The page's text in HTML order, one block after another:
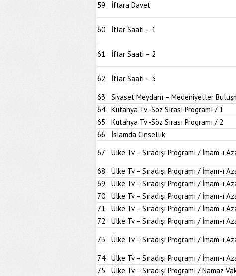
59 İftara Davet
60 İftar Saati – 1
61 İftar Saati – 2
62 İftar Saati – 3
63
Siyaset Meydanı – Medeniyetler
64
Kütahya Tv -Söz Sırası Programı / 1
65
Kütahya Tv -Söz Sırası Programı / 2
66
İslamda Cinsellik
67
Ülke Tv – Sıradışı Programı / İmam-ı
68
Ülke Tv – Sıradışı Programı / İmam-ı
69
Ülke Tv – Sıradışı Programı / İmam-ı
70
Ülke Tv – Sıradışı Programı / İmam-ı
71
Ülke Tv – Sıradışı Programı / İmam-ı
72
Ülke Tv – Sıradışı Programı / İmam-ı
73
Ülke Tv – Sıradışı Programı / İmam-ı
74
Ülke Tv – Sıradışı Programı / İmam-ı
75
Ülke Tv – Sıradışı Programı / Namaz